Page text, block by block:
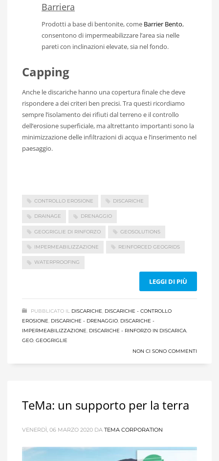
Barriera
Prodotti a base di bentonite, come Barrier Bento,
consentono di impermeabilizzare l’area sia nelle
pareti con inclinazioni elevate, sia nel fondo.
Capping
Anche le discariche hanno una copertura finale che deve
rispondere a dei criteri ben precisi. Tra questi ricordiamo
sempre l’isolamento dei rifiuti dal terreno e il controllo
dell’erosione superficiale, ma altrettanto importanti sono la
minimizzazione delle infiltrazioni di acqua e l’inserimento nel
paesaggio.
CONTROLLO EROSIONE DISCARICHE
DRAINAGE DRENAGGIO
GEOGRIGLIE DI RINFORZO GEOSOLUTIONS
IMPERMEABILIZZAZIONE REINFORCED GEOGRIDS
WATERPROOFING
LEGGI DI PIÙ
PUBBLICATO IL DISCARICHE, DISCARICHE - CONTROLLO
EROSIONE, DISCARICHE - DRENAGGIO, DISCARICHE -
IMPERMEABILIZZAZIONE, DISCARICHE - RINFORZO IN DISCARICA,
GEO, GEOGRIGLIE
NON CI SONO COMMENTI
TeMa: un supporto per la terra
VENERDÌ, 06 MARZO 2020 DA TEMA CORPORATION